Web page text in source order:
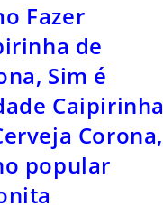
Fazer
de
Sim é
Caipirinha
Corona,
popular